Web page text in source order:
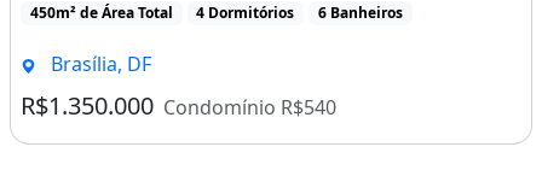
450m² de Área Total 4 Dormitórios 6 Banheiros
Brasília, DF
R$1.350.000 Condomínio R$540